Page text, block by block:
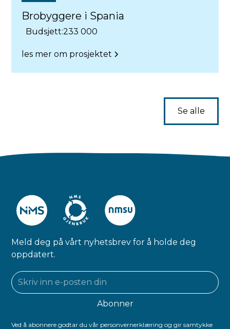
Brobyggere i Spania
Budsjett:233 000
les mer om prosjektet
Se alle
Meld deg på vårt nyhetsbrev for å holde deg
oppdatert.
Ved å abonnere godtar du vår personvernerklæring og gir samtykke